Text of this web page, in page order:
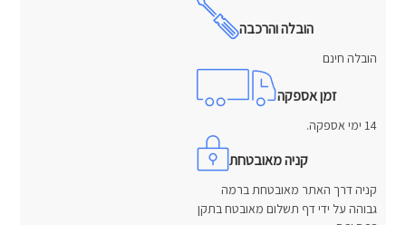
הובלה והרכבה
הובלה חינם
זמן אספקה
14 ימי אספקה.
קניה מאובטחת
קניה דרך האתר מאובטחת ברמה
גבוהה על ידי דף תשלום מאובטח בתקן